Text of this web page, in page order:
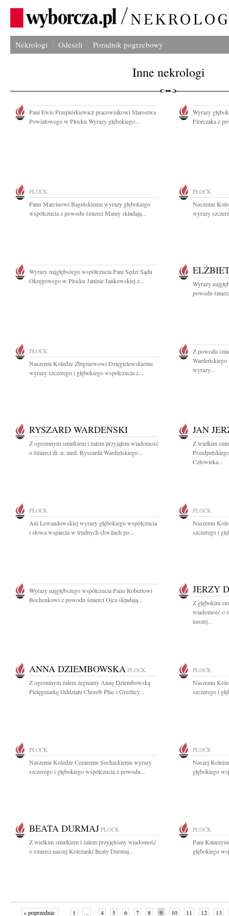
Nekrologi Odeszli Poradnik pogrzebowy
Inne nekrologi
Pani Ewie Przepiórkiewicz pracownikowi Starostwa
Powiatowego w Płocku Wyrazy głębokiego...
Wyrazy
Florczaka z
PŁOCK
Panu Marcinowi Bagińskiemu wyrazy głębokiego
współczucia z powodu śmierci Mamy składają...
PŁOCK
Naszemu
wyrazy
Wyrazy najgłębszego współczucia Pani Sędzi Sądu
Okręgowego w Płocku Janinie Jankowskiej z...
Wyrazy
powodu
PŁOCK
Naszemu Koledze Zbigniewowi Dzięgielewskiemu
wyrazy szczerego i głębokiego współczucia z...
Z powodu
wyrazy...
RYSZARD WARDEŃSKI
Z ogromnym smutkiem i żalem przyjąłem wiadomość
o śmierci dr. n. med. Ryszarda Wardeńskiego...
JAN
Z wielkim
Człowieka...
PŁOCK
Ani Lewandowskiej wyrazy głębokiego współczucia
i słowa wsparcia w trudnych chwilach po...
PŁOCK
Naszemu
szczerego i
Wyrazy najgłębszego współczucia Panu Robertowi
Bochenkowi z powodu śmierci Ojca składają...
JERZY
Z głębokim
wiadomość o
naszej...
ANNA DZIEMBOWSKA PŁOCK
Z ogromnym żalem żegnamy Annę Dziembowską
Pielęgniarkę Oddziału Chorób Płuc i Gruźlicy...
PŁOCK
Naszemu
szczerego i
PŁOCK
Naszemu Koledze Cezaremu Sochackiemu wyrazy
szczerego i głębokiego współczucia z powodu...
PŁOCK
Naszej
głębokiego
BEATA DURMAJ PŁOCK
Z wielkim smutkiem i żalem przyjęliśmy wiadomość
o śmierci naszej Koleżanki Beaty Durmaj...
PŁOCK
Pani
głębokiego
« poprzednie 1 ... 4 5 6 7 8 9 10 11 12 13